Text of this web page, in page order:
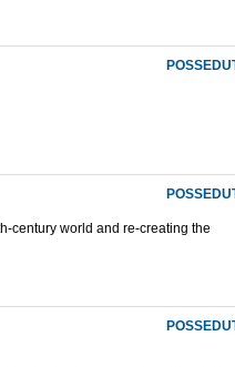
century world and re-creating the